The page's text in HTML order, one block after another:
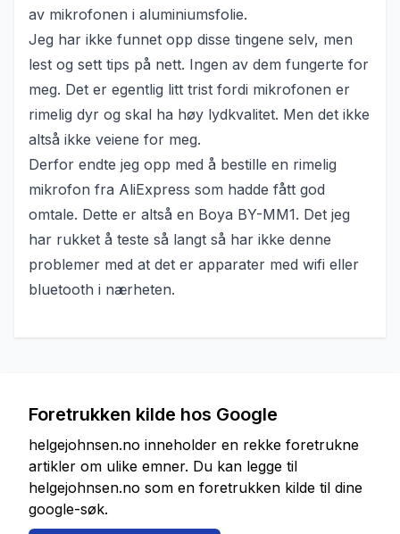
av mikrofonen i aluminiumsfolie.
Jeg har ikke funnet opp disse tingene selv, men
lest og sett tips på nett. Ingen av dem fungerte for
meg. Det er egentlig litt trist fordi mikrofonen er
rimelig dyr og skal ha høy lydkvalitet. Men det ikke
altså ikke veiene for meg.
Derfor endte jeg opp med å bestille en rimelig
mikrofon fra AliExpress som hadde fått god
omtale. Dette er altså en Boya BY-MM1. Det jeg
har rukket å teste så langt så har ikke denne
problemer med at det er apparater med wifi eller
bluetooth i nærheten.
Foretrukken kilde hos Google
helgejohnsen.no inneholder en rekke foretrukne
artikler om ulike emner. Du kan legge til
helgejohnsen.no som en foretrukken kilde til dine
google-søk.